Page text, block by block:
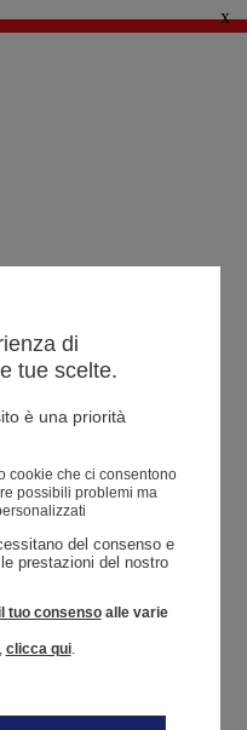
fino al -60%*>
x
di
tue scelte.
è una priorità
cookie che ci consentono
possibili problemi ma
del consenso e
prestazioni del nostro
tuo consensoalle varie
clicca qui.